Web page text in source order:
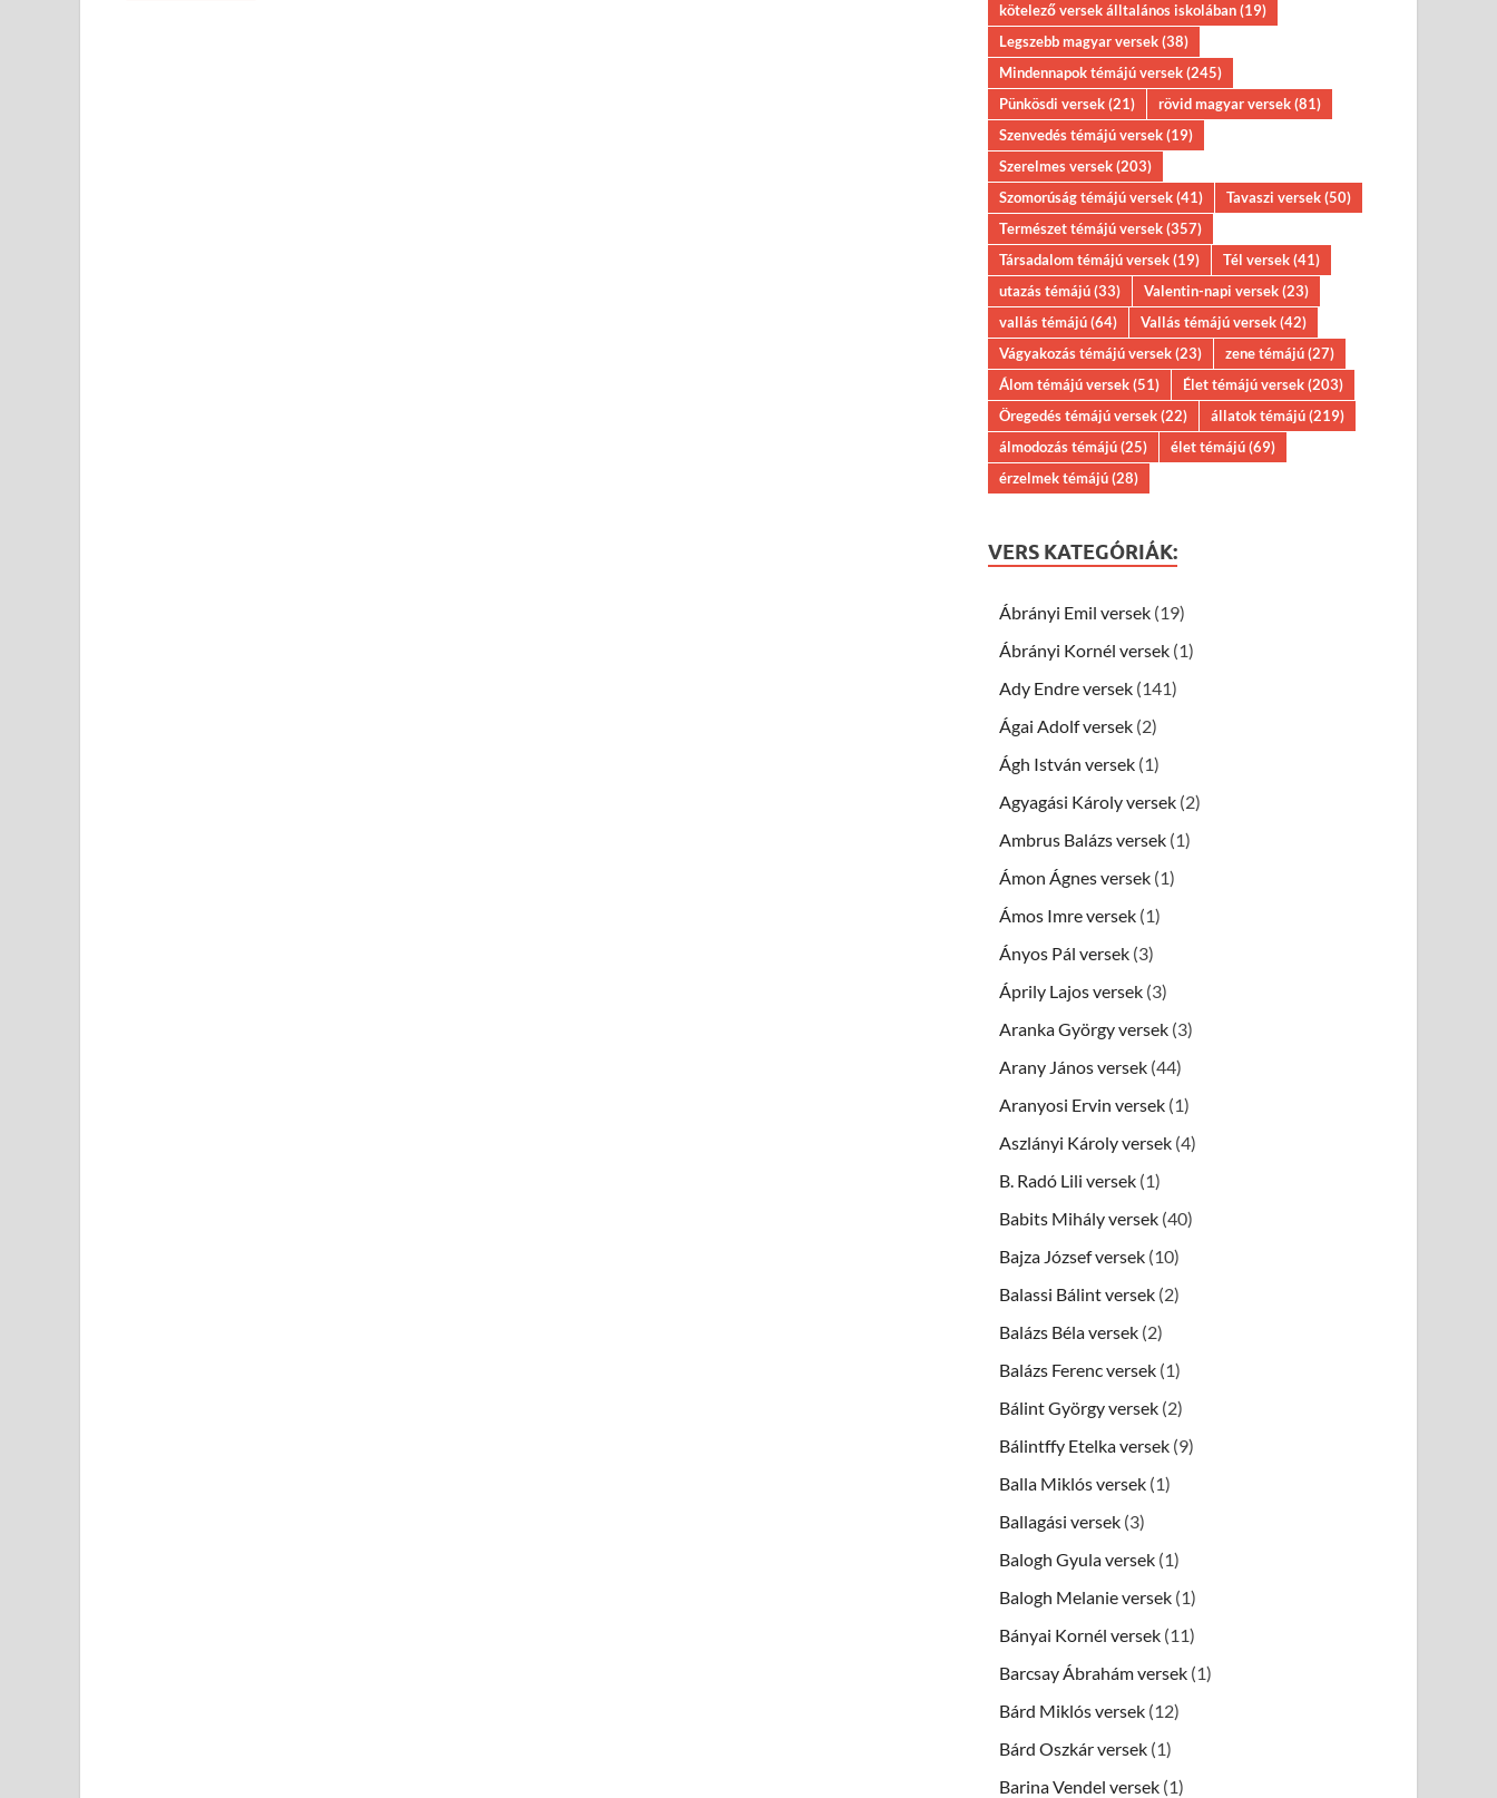
kötelező versek álltalános iskolában(19)
Legszebb magyar versek(38)
Mindennapok témájú versek(245)
Pünkösdi versek(21) rövid magyar versek(81)
Szenvedés témájú versek(19)
Szerelmes versek(203)
Szomorúság témájú versek(41) Tavaszi versek(50)
Természet témájú versek(357)
Társadalom témájú versek(19) Tél versek(41)
utazás témájú(33) Valentin-napi versek(23)
vallás témájú(64) Vallás témájú versek(42)
Vágyakozás témájú versek(23) zene témájú(27)
Álom témájú versek(51) Élet témájú versek(203)
Öregedés témájú versek(22) állatok témájú(219)
álmodozás témájú(25) élet témájú(69)
érzelmek témájú(28)
VERS KATEGÓRIÁK:
Ábrányi Emil versek (19)
Ábrányi Kornél versek (1)
Ady Endre versek (141)
Ágai Adolf versek (2)
Ágh István versek (1)
Agyagási Károly versek (2)
Ambrus Balázs versek (1)
Ámon Ágnes versek (1)
Ámos Imre versek (1)
Ányos Pál versek (3)
Áprily Lajos versek (3)
Aranka György versek (3)
Arany János versek (44)
Aranyosi Ervin versek (1)
Aszlányi Károly versek (4)
B. Radó Lili versek (1)
Babits Mihály versek (40)
Bajza József versek (10)
Balassi Bálint versek (2)
Balázs Béla versek (2)
Balázs Ferenc versek (1)
Bálint György versek (2)
Bálintffy Etelka versek (9)
Balla Miklós versek (1)
Ballagási versek (3)
Balogh Gyula versek (1)
Balogh Melanie versek (1)
Bányai Kornél versek (11)
Barcsay Ábrahám versek (1)
Bárd Miklós versek (12)
Bárd Oszkár versek (1)
Barina Vendel versek (1)